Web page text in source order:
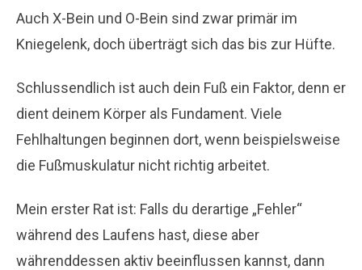
Auch X-Bein und O-Bein sind zwar primär im
Kniegelenk, doch überträgt sich das bis zur Hüfte.
Schlussendlich ist auch dein Fuß ein Faktor, denn er
dient deinem Körper als Fundament. Viele
Fehlhaltungen beginnen dort, wenn beispielsweise
die Fußmuskulatur nicht richtig arbeitet.
Mein erster Rat ist: Falls du derartige „Fehler“
während des Laufens hast, diese aber
währenddessen aktiv beeinflussen kannst, dann